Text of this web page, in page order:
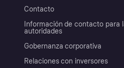
Contacto
Información de contacto para
autoridades
Gobernanza corporativa
Relaciones con inversores